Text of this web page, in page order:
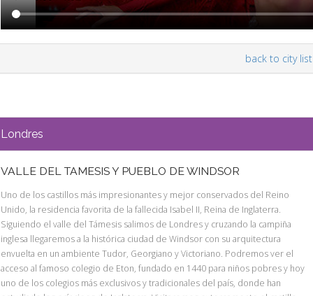
back to city list
Londres
VALLE DEL TAMESIS Y PUEBLO DE WINDSOR
Uno de los castillos más impresionantes y mejor conservados del Reino
Unido, la residencia favorita de la fallecida Isabel II, Reina de Inglaterra.
Siguiendo el valle del Támesis salimos de Londres y cruzando la campiña
inglesa llegaremos a la histórica ciudad de Windsor con su arquitectura
envuelta en un ambiente Tudor, Georgiano y Victoriano. Podremos ver el
acceso al famoso colegio de Eton, fundado en 1440 para niños pobres y hoy
uno de los colegios más exclusivos y tradicionales del país, donde han